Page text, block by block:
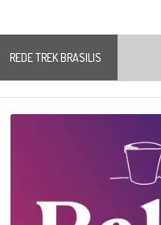
REDE TREK BRASILIS
Player